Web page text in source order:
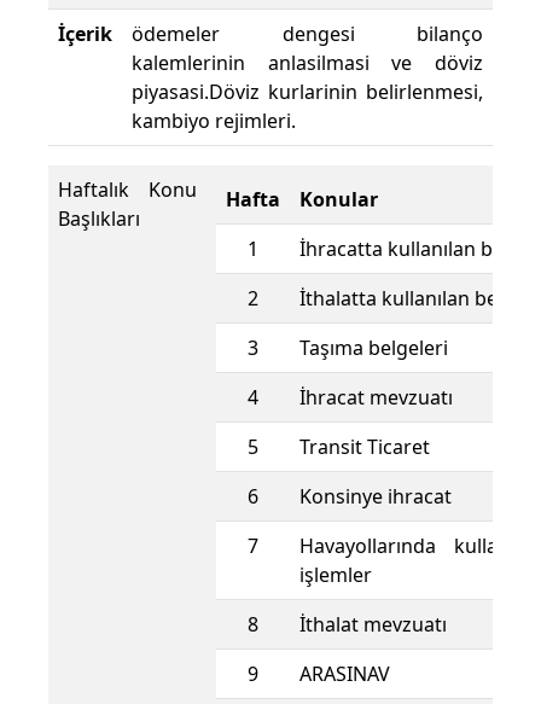
İçerik
ödemeler dengesi bilanço
kalemlerinin anlasilmasi ve döviz
piyasasi.Döviz kurlarinin belirlenmesi,
kambiyo rejimleri.
Haftalık Konu
Başlıkları
Hafta
Konular
1
İhracatta kullanılan
2
İthalatta kullanılan
3
Taşıma belgeleri
4
İhracat mevzuatı
5
Transit Ticaret
6
Konsinye ihracat
7
Havayollarında
işlemler
8
İthalat mevzuatı
9
ARASINAV